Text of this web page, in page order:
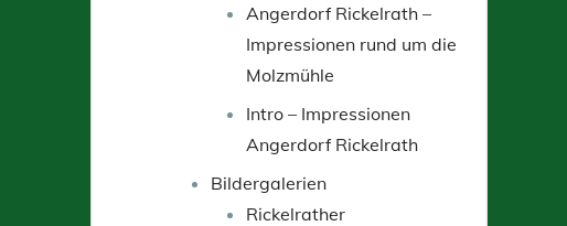
Angerdorf Rickelrath –
Impressionen rund um die
Molzmühle
Intro – Impressionen
Angerdorf Rickelrath
Bildergalerien
Rickelrather